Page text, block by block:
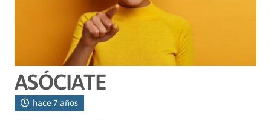
ASÓCIATE
hace 7 años